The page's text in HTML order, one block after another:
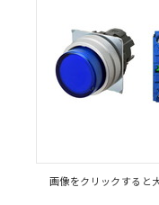
画像をクリックすると